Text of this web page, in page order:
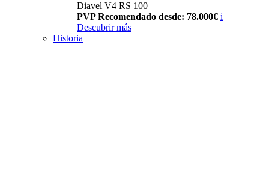
Diavel V4 RS 100
PVP Recomendado desde: 78.000€ i
Descubrir más
Historia